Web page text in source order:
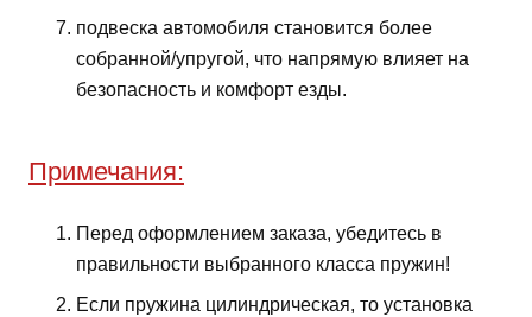
подвеска автомобиля становится более
собранной/упругой, что напрямую влияет на
безопасность и комфорт езды.
Примечания:
Перед оформлением заказа, убедитесь в
правильности выбранного класса пружин!
Если пружина цилиндрическая, то установка